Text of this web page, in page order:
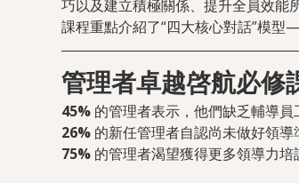
巧以及建立積極關係、提升全員效能
課程重點介紹了“四大核心對話”模型
管理者卓越啓航必修
45% 的管理者表示，他們缺乏輔導員
26% 的新任管理者自認尚未做好領導
75% 的管理者渴望獲得更多領導力培